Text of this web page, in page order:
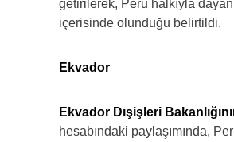
getirilerek, Peru halkıyla
içerisinde olunduğu belirtildi.
Ekvador
Ekvador Dışişleri
hesabındaki paylaşımında,